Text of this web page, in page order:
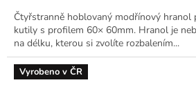
Čtyřstranně hoblovaný modřínový hranol
kutily s profilem 60× 60mm. Hranol je
na délku, kterou si zvolíte rozbalením...
Vyrobeno v ČR